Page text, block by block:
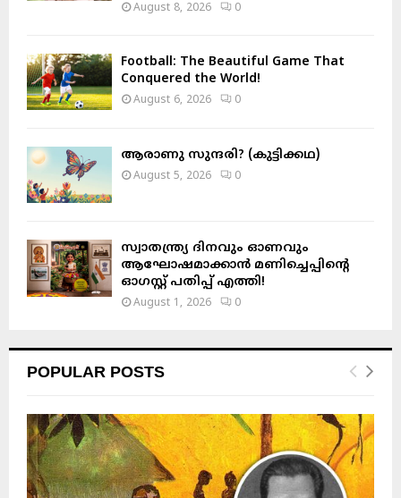
August 8, 2026 0
Football: The Beautiful Game That
Conquered the World!
August 6, 2026 0
ആരാണു സുന്ദരി? (കുട്ടിക്കഥ)
August 5, 2026 0
സ്വാതന്ത്ര്യ ദിനവും ഓണവും
ആഘോഷമാക്കാൻ മണിച്ചെപ്പിന്റെ
ഓഗസ്റ്റ് പതിപ്പ് എത്തി!
August 1, 2026 0
POPULAR POSTS